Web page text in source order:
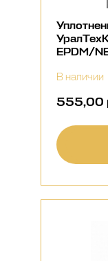
EPDM/
В наличии
555,00